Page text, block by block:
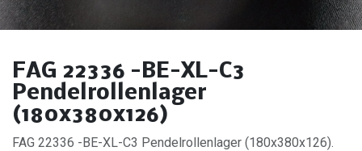
FAG 22336 -BE-XL-C3
Pendelrollenlager
(180x380x126)
FAG 22336 -BE-XL-C3 Pendelrollenlager (180x380x126).